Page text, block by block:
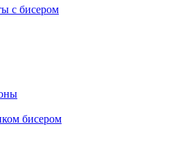
с бисером
бисером